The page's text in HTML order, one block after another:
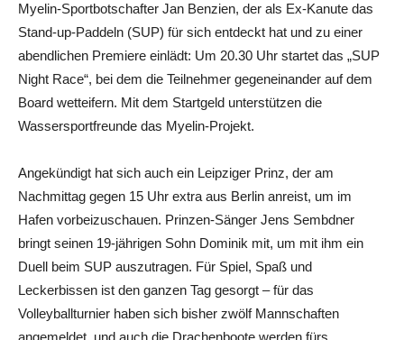
Myelin-Sportbotschafter Jan Benzien, der als Ex-Kanute das
Stand-up-Paddeln (SUP) für sich entdeckt hat und zu einer
abendlichen Premiere einlädt: Um 20.30 Uhr startet das „SUP
Night Race“, bei dem die Teilnehmer gegeneinander auf dem
Board wetteifern. Mit dem Startgeld unterstützen die
Wassersportfreunde das Myelin-Projekt.
Angekündigt hat sich auch ein Leipziger Prinz, der am
Nachmittag gegen 15 Uhr extra aus Berlin anreist, um im
Hafen vorbeizuschauen. Prinzen-Sänger Jens Sembdner
bringt seinen 19-jährigen Sohn Dominik mit, um mit ihm ein
Duell beim SUP auszutragen. Für Spiel, Spaß und
Leckerbissen ist den ganzen Tag gesorgt – für das
Volleyballturnier haben sich bisher zwölf Mannschaften